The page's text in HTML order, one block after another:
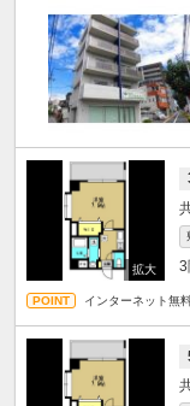
3
インターネット無